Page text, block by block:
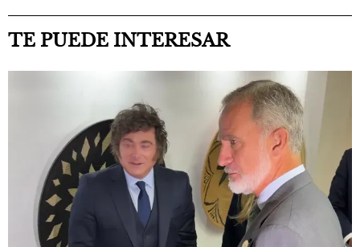
TE PUEDE INTERESAR